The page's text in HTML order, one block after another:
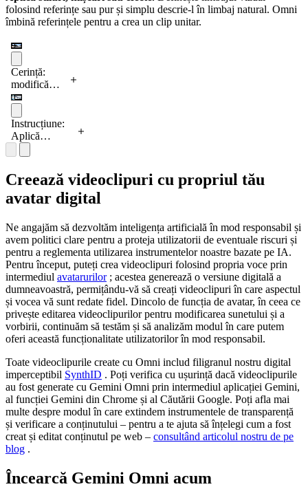
înconjurător,
schimbând
doar stilul
vizual.
Utilizează
tăieri bruște
(hard cuts)
între fundaluri,
păstrând
întotdeauna
cerul în centrul
cadrului.
sunet continuu
și schimbări de
stil perfect
ritmul audio.
Aspect
cinematografic,
format 16:9.
include iluminare
dinamică cu
efect subtil de
profunzime a
câmpului
(bokeh), care se
reflectă pe pereții
încăperii,
păstrând
neschimbată
structura
camerei.
imaginea 1)
pe măsură
Folosește
pista audio
pentru o
muzică de
fundal
retro-
futuristă. 10
secunde.
doar ca
ghid
mișcare;
desenul în
videoclipul
final.
videoclipul
sursă
din această
Aplică stilul
din
imaginea de
referință
noului
videoclip.
folosind referințe sau pur și simplu descrie-l în limbaj natural. Omni
îmbină referințele pentru a crea un clip unitar.
Cerință:
modifică
acest
element
păstrând
totul
neschimbat.
Adaugă
mișcare
animate
la
skateboard.
Instrucțiune:
Aplică
mișcarea
balenei din
videoclipul
furnizat
asupra
material fluid
și
reflectorizant.
Nu afișa
balena sau
apa; în
schimb, fă ca
acest material
reflectorizant
în mișcare să
ia o formă
care
amintește de
balena care
înoată.
Înlocuiește
apa cu forme
din material
alb și neted,
aflate în
mișcare.
Creează videoclipuri cu propriul tău
avatar digital
Ne angajăm să dezvoltăm inteligența artificială în mod responsabil și
avem politici clare pentru a proteja utilizatorii de eventuale riscuri și
pentru a reglementa utilizarea instrumentelor noastre bazate pe IA.
Pentru început, puteți crea videoclipuri folosind propria voce prin
intermediul avatarurilor; acestea generează o versiune digitală a
dumneavoastră, permițându-vă să creați videoclipuri în care aspectul
și vocea vă sunt redate fidel. Dincolo de funcția de avatar, în ceea ce
privește editarea videoclipurilor pentru modificarea sunetului și a
vorbirii, continuăm să testăm și să analizăm modul în care putem
oferi această funcționalitate utilizatorilor în mod responsabil.
Toate videoclipurile create cu Omni includ filigranul nostru digital
imperceptibil SynthID . Poți verifica cu ușurință dacă videoclipurile
au fost generate cu Gemini Omni prin intermediul aplicației Gemini,
al funcției Gemini din Chrome și al Căutării Google. Poți afla mai
multe despre modul în care extindem instrumentele de transparență
și verificare a conținutului – pentru a te ajuta să înțelegi cum a fost
creat și editat conținutul pe web – consultând articolul nostru de pe
blog .
Încearcă Gemini Omni acum